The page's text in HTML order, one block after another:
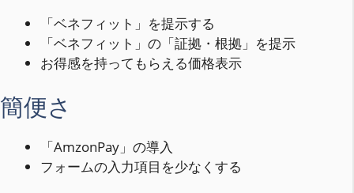
「ベネフィット」を提示する
「ベネフィット」の「証拠・根拠」を提示
お得感を持ってもらえる価格表示
簡便さ
「AmzonPay」の導入
フォームの入力項目を少なくする